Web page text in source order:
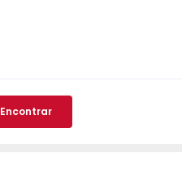
Encontrar